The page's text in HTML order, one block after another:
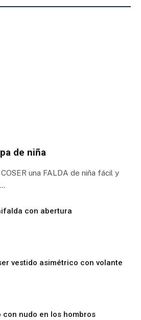
de niña
una FALDA de niña fácil y
con abertura
vestido asimétrico con volante
con nudo en los hombros